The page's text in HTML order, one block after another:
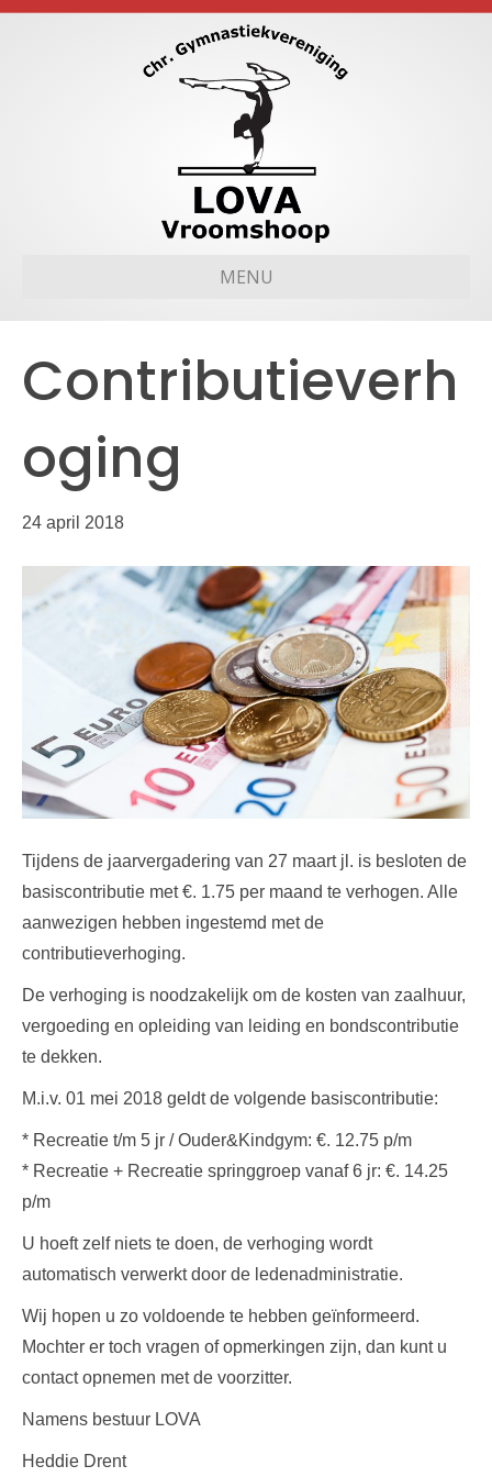
MENU
Contributieverh
oging
24 april 2018
Tijdens de jaarvergadering van 27 maart jl. is besloten de
basiscontributie met €. 1.75 per maand te verhogen. Alle
aanwezigen hebben ingestemd met de
contributieverhoging.
De verhoging is noodzakelijk om de kosten van zaalhuur,
vergoeding en opleiding van leiding en bondscontributie
te dekken.
M.i.v. 01 mei 2018 geldt de volgende basiscontributie:
* Recreatie t/m 5 jr / Ouder&Kindgym: €. 12.75 p/m
* Recreatie + Recreatie springgroep vanaf 6 jr: €. 14.25
p/m
U hoeft zelf niets te doen, de verhoging wordt
automatisch verwerkt door de ledenadministratie.
Wij hopen u zo voldoende te hebben geïnformeerd.
Mochter er toch vragen of opmerkingen zijn, dan kunt u
contact opnemen met de voorzitter.
Namens bestuur LOVA
Heddie Drent